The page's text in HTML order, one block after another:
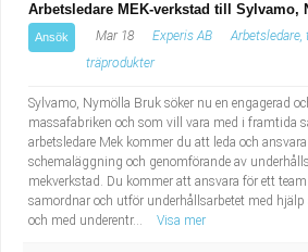
Arbetsledare MEK-verkstad till Sylvamo,
Ansök Mar 18 Experis AB
träprodukter
Sylvamo, Nymölla Bruk söker nu en engagerad
massafabriken och som vill vara med i framtida
arbetsledare Mek kommer du att leda och
schemaläggning och genomförande av
mekverkstad. Du kommer att ansvara för ett
samordnar och utför underhållsarbetet med hjälp
och med underentr...
Visa mer